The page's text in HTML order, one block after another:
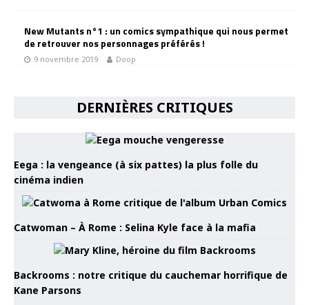
New Mutants n°1 : un comics sympathique qui nous permet
de retrouver nos personnages préférés !
9 novembre 2019 Doop
DERNIÈRES CRITIQUES
Eega : la vengeance (à six pattes) la plus folle du
cinéma indien
Catwoman – À Rome : Selina Kyle face à la mafia
Backrooms : notre critique du cauchemar horrifique de
Kane Parsons